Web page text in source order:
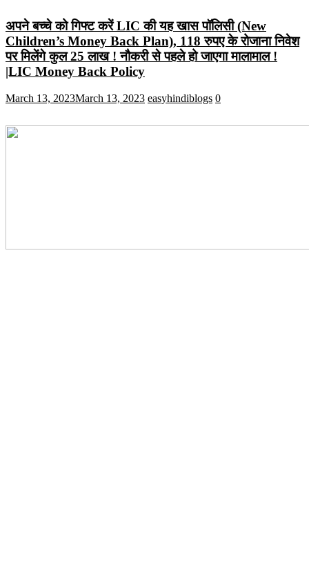
अपने बच्चे को गिफ्ट करें LIC की यह खास पॉलिसी (New
Children’s Money Back Plan), 118 रुपए के रोजाना निवेश
पर मिलेंगे कुल 25 लाख ! नौकरी से पहले हो जाएगा मालामाल !
|LIC Money Back Policy
March 13, 2023March 13, 2023 easyhindiblogs 0